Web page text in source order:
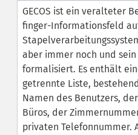
GECOS ist ein veralteter
finger-Informationsfeld
aber immer noch und
formalisiert. Es enthält
getrennte Liste,
Namen des Benutzers,
Büros, der
privaten Telefonnummer.